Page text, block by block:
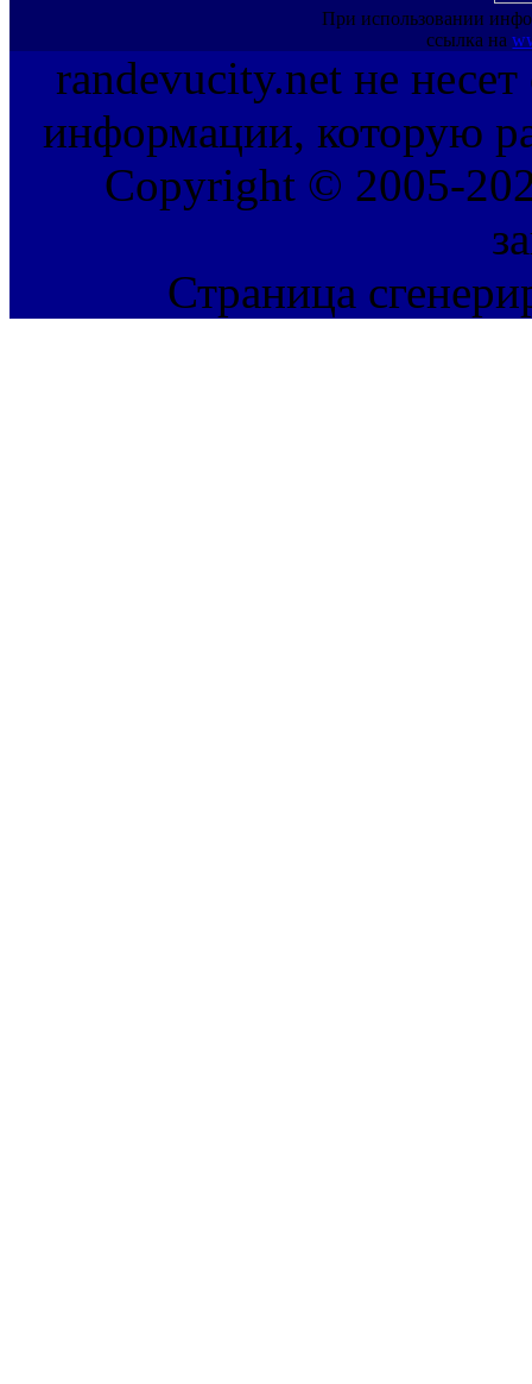
При использовании
ссылка на
randevucity.net не несет
информации, которую
Copyright © 2005-
Страница